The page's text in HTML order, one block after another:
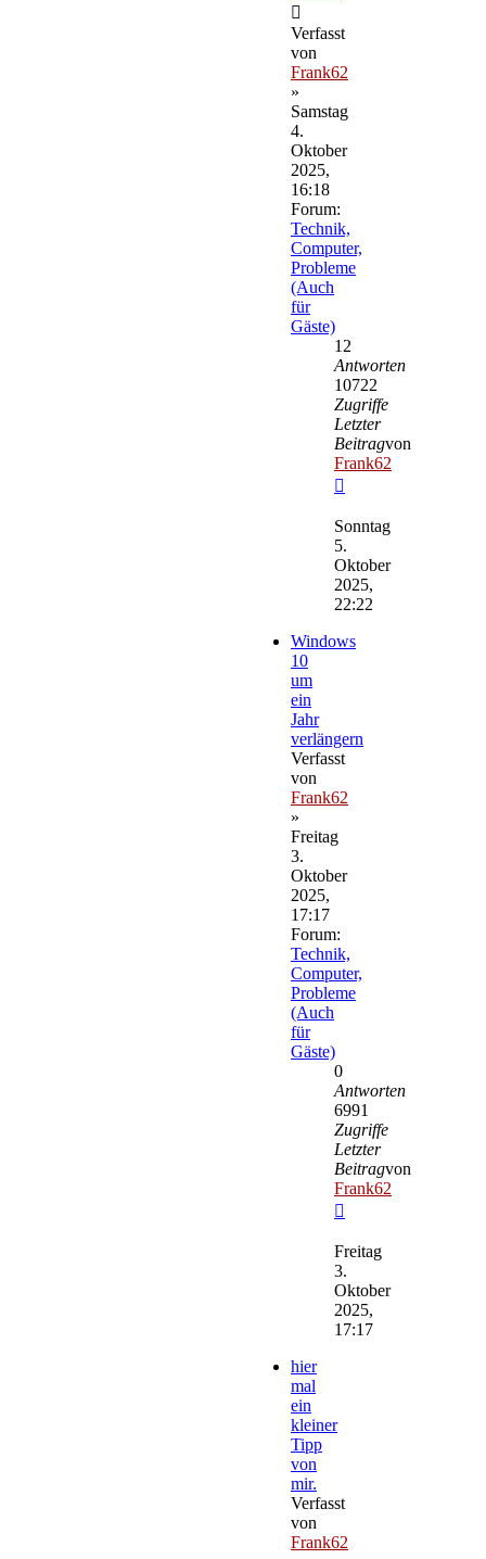
Verfasst
von
Frank62
»
Samstag
4.
Oktober
2025,
16:18
Forum:
Technik,
Computer,
Probleme
(Auch
für
Gäste)
12
Antworten
10722
Zugriffe
Letzter
Beitragvon
Frank62
Beitrag
Sonntag
5.
Oktober
2025,
22:22
Windows
10
um
ein
Jahr
verlängern
Verfasst
von
Frank62
»
Freitag
3.
Oktober
2025,
17:17
Forum:
Technik,
Computer,
Probleme
(Auch
für
Gäste)
0
Antworten
6991
Zugriffe
Letzter
Beitragvon
Frank62
Beitrag
Freitag
3.
Oktober
2025,
17:17
hier
mal
ein
kleiner
Tipp
von
mir.
Verfasst
von
Frank62